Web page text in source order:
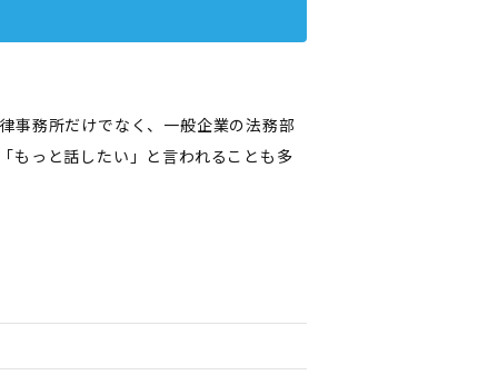
事務所だけでなく、一般企業の法務部
もっと話したい」と言われることも多